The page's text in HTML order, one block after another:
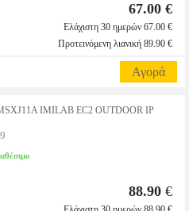
67.00 €
Ελάχιστη 30 ημερών 67.00 €
Προτεινόμενη λιανική 89.90 €
Αγορά
IMILAB EC2 OUTDOOR IP
88.90 €